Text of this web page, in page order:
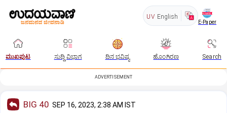
UV English
E-Paper
ಮುಖಪುಟ ಸುದ್ದಿ ವಿಭಾಗ ದಿನ ಭವಿಷ್ಯ ಹೊಂಗಿರಣ Search
ADVERTISEMENT
BIG 40 SEP 16, 2023, 2:38 AM IST